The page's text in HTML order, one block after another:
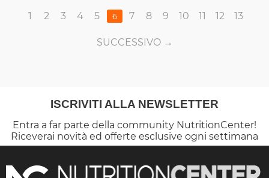
1 2 3 4 5 6 7 8 9 10 11 12 13
SUCCESSIVO
ISCRIVITI ALLA NEWSLETTER
Entra a far parte della community NutritionCenter!
Riceverai novità ed offerte esclusive ogni settimana